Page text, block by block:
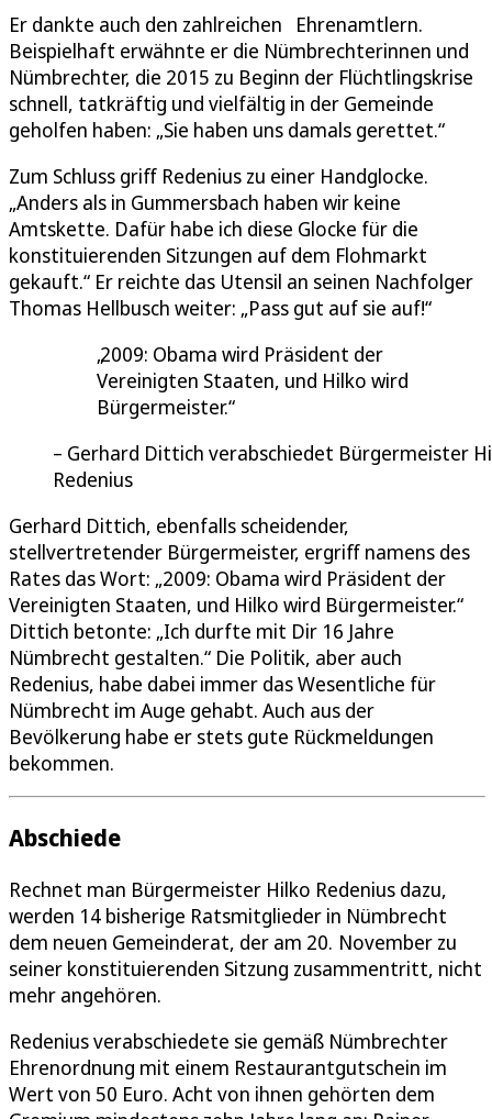
Er dankte auch den zahlreichen Ehrenamtlern.
Beispielhaft erwähnte er die Nümbrechterinnen und
Nümbrechter, die 2015 zu Beginn der Flüchtlingskrise
schnell, tatkräftig und vielfältig in der Gemeinde
geholfen haben: „Sie haben uns damals gerettet.“
Zum Schluss griff Redenius zu einer Handglocke.
„Anders als in Gummersbach haben wir keine
Amtskette. Dafür habe ich diese Glocke für die
konstituierenden Sitzungen auf dem Flohmarkt
gekauft.“ Er reichte das Utensil an seinen Nachfolger
Thomas Hellbusch weiter: „Pass gut auf sie auf!“
2009: Obama wird Präsident der
Vereinigten Staaten, und Hilko wird
Bürgermeister.
Gerhard Dittich verabschiedet Bürgermeister
Redenius
Gerhard Dittich, ebenfalls scheidender,
stellvertretender Bürgermeister, ergriff namens des
Rates das Wort: „2009: Obama wird Präsident der
Vereinigten Staaten, und Hilko wird Bürgermeister.“
Dittich betonte: „Ich durfte mit Dir 16 Jahre
Nümbrecht gestalten.“ Die Politik, aber auch
Redenius, habe dabei immer das Wesentliche für
Nümbrecht im Auge gehabt. Auch aus der
Bevölkerung habe er stets gute Rückmeldungen
bekommen.
Abschiede
Rechnet man Bürgermeister Hilko Redenius dazu,
werden 14 bisherige Ratsmitglieder in Nümbrecht
dem neuen Gemeinderat, der am 20. November zu
seiner konstituierenden Sitzung zusammentritt, nicht
mehr angehören.
Redenius verabschiedete sie gemäß Nümbrechter
Ehrenordnung mit einem Restaurantgutschein im
Wert von 50 Euro. Acht von ihnen gehörten dem